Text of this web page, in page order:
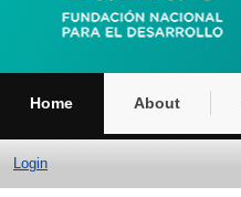
Home About
Login